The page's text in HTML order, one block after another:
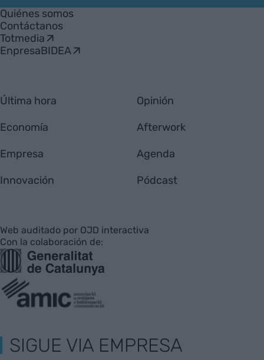
Empresa
Quiénes somos
Contáctanos
Totmedia
EnpresaBIDEA
Última hora
Economía
Empresa
Innovación
Opinión
Afterwork
Agenda
Pódcast
Web auditado por OJD interactiva
Con la colaboración de:
SIGUE VIA EMPRESA